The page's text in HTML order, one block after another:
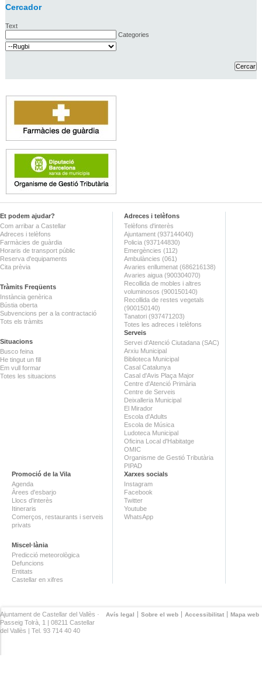
Cercador
Text
Categories
Et podem ajudar?
Com arribar a Castellar
Adreces i telèfons
Farmàcies de guàrdia
Horaris de transport públic
Reserva d'equipaments
Cita prèvia
Tràmits Freqüents
Instància genèrica
Bústia oberta
Subvencions per a la contractació
Tots els tràmits
Situacions
Busco feina
He tingut un fill
Em vull formar
Totes les situacions
Adreces i telèfons
Telèfons d'interès
Ajuntament (937144040)
Policia (937144830)
Emergències (112)
Ambulàncies (061)
Avaries enllumenat (686216138)
Avaries aigua (900304070)
Recollida de mobles i altres
voluminosos (900150140)
Recollida de restes vegetals
(900150140)
Tanatori (937471203)
Totes les adreces i telèfons
Serveis
Servei d'Atenció Ciutadana (SAC)
Arxiu Municipal
Biblioteca Municipal
Casal Catalunya
Casal d'Avis Plaça Major
Centre d'Atenció Primària
Centre de Serveis
Deixalleria Municipal
El Mirador
Escola d'Adults
Escola de Música
Ludoteca Municipal
Oficina Local d'Habitatge
OMIC
Organisme de Gestió Tributària
PIPAD
Promoció de la Vila
Agenda
Àrees d'esbarjo
Llocs d'interès
Itineraris
Comerços, restaurants i serveis
privats
Miscel·lània
Predicció meteorològica
Defuncions
Entitats
Castellar en xifres
Xarxes socials
Instagram
Facebook
Twitter
Youtube
WhatsApp
Avís legal Sobre el web Accessibilitat Mapa web
Ajuntament de Castellar del Vallès ·
Passeig Tolrà, 1 | 08211 Castellar
del Vallès | Tel. 93 714 40 40